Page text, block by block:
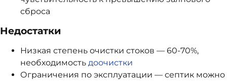
сброса
Недостатки
Низкая степень очистки стоков — 60-70%,
необходимость доочистки
Ограничения по эксплуатации — септик можно